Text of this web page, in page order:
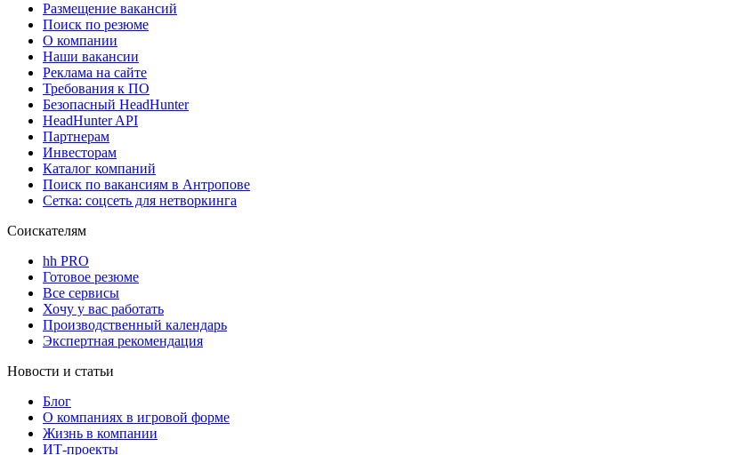
Размещение вакансий
Поиск по резюме
О компании
Наши вакансии
Реклама на сайте
Требования к ПО
Безопасный HeadHunter
HeadHunter API
Партнерам
Инвесторам
Каталог компаний
Поиск по вакансиям в Антропове
Сетка: соцсеть для нетворкинга
Соискателям
hh PRO
Готовое резюме
Все сервисы
Хочу у вас работать
Производственный календарь
Экспертная рекомендация
Новости и статьи
Блог
О компаниях в игровой форме
Жизнь в компании
ИТ-проекты